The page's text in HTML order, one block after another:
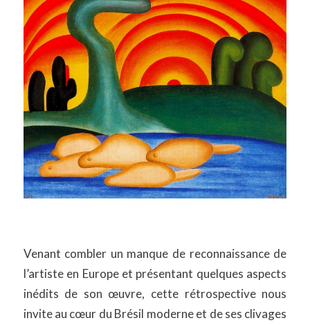
Venant combler un manque de reconnaissance de
l’artiste en Europe et présentant quelques aspects
inédits de son œuvre, cette rétrospective nous
invite au cœur du Brésil moderne et de ses clivages